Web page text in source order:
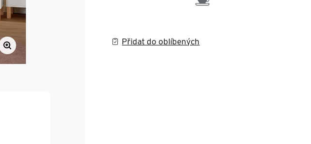
Přidat do oblíbených